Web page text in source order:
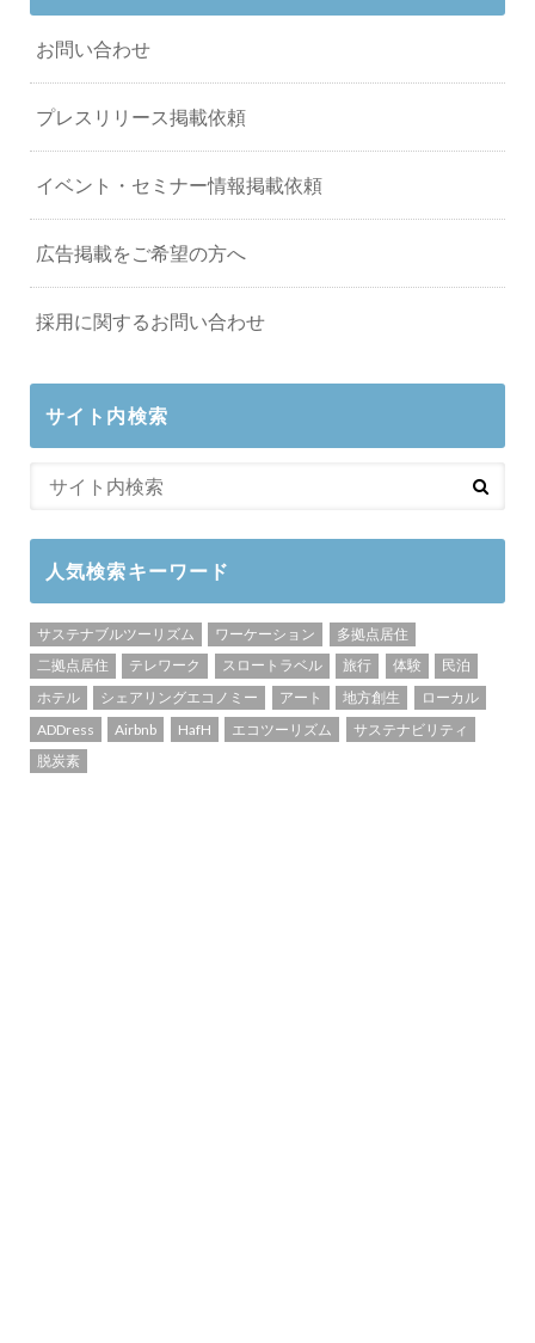
お問い合わせ
プレスリリース掲載依頼
イベント・セミナー情報掲載依頼
広告掲載をご希望の方へ
採用に関するお問い合わせ
サイト内検索
人気検索キーワード
サステナブルツーリズム ワーケーション
多拠点居住
二拠点居住
テレワーク スロートラベル 旅行 体験
民泊
ホテル
シェアリングエコノミー アート 地方創生
ローカル
ADDress
Airbnb HafH エコツーリズム
サステナビリティ
脱炭素